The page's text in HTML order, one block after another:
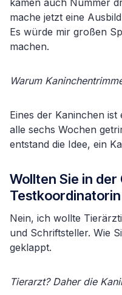
mache jetzt eine
Es würde mir großen
machen.
Warum
Eines der Kaninchen
alle sechs Wochen
entstand die Idee, ein
Wollten Sie in der
Nein, ich wollte
und Schriftsteller. Wie
geklappt.
Tierarzt? Daher die